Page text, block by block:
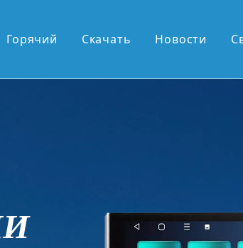
панель Android
Горячий Скачать Новости
ДЛЯ